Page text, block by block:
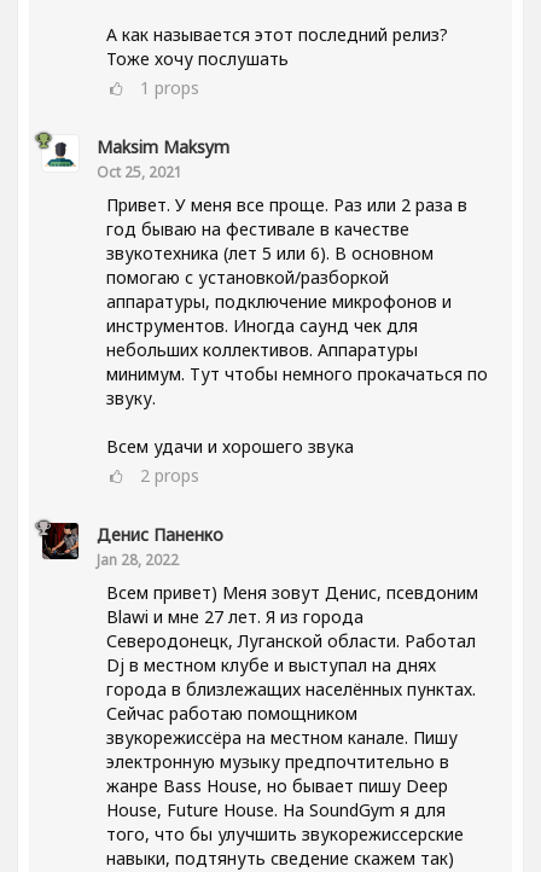
А как называется этот последний релиз?
Тоже хочу послушать
1 props
Maksim Maksym
Oct 25, 2021
Привет. У меня все проще. Раз или 2 раза в
год бываю на фестивале в качестве
звукотехника (лет 5 или 6). В основном
помогаю с установкой/разборкой
аппаратуры, подключение микрофонов и
инструментов. Иногда саунд чек для
небольших коллективов. Аппаратуры
минимум. Тут чтобы немного прокачаться по
звуку.
Всем удачи и хорошего звука
2 props
Денис Паненко
Jan 28, 2022
Всем привет) Меня зовут Денис, псевдоним
Blawi и мне 27 лет. Я из города
Северодонецк, Луганской области. Работал
Dj в местном клубе и выступал на днях
города в близлежащих населённых пунктах.
Сейчас работаю помощником
звукорежиссёра на местном канале. Пишу
электронную музыку предпочтительно в
жанре Bass House, но бывает пишу Deep
House, Future House. На SoundGym я для
того, что бы улучшить звукорежиссерские
навыки, подтянуть сведение скажем так)